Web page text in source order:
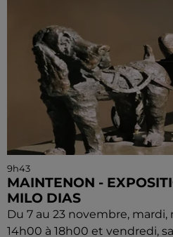
9h43
MAINTENON -
MILO DIAS
Du 7 au 23 novembre,
14h00 à 18h00 et vendredi,